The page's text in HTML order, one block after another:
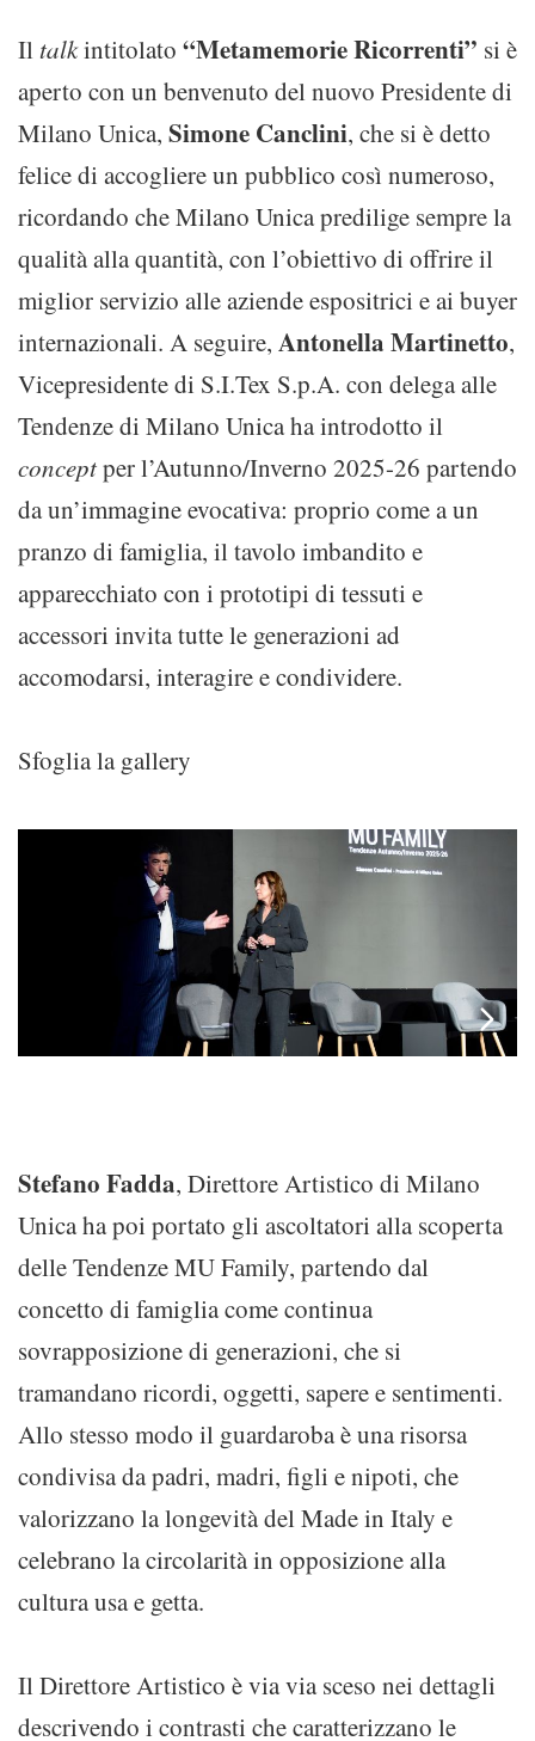
Il talkintitolato “Metamemorie Ricorrenti” si è
aperto con un benvenuto del nuovo Presidente di
Milano Unica, Simone Canclini, che si è detto
felice di accogliere un pubblico così numeroso,
ricordando che Milano Unica predilige sempre la
qualità alla quantità, con l’obiettivo di offrire il
miglior servizio alle aziende espositrici e ai buyer
internazionali. A seguire, Antonella Martinetto,
Vicepresidente di S.I.Tex S.p.A. con delega alle
Tendenze di Milano Unica ha introdotto il
conceptper l’Autunno/Inverno 2025-26 partendo
da un’immagine evocativa: proprio come a un
pranzo di famiglia, il tavolo imbandito e
apparecchiato con i prototipi di tessuti e
accessori invita tutte le generazioni ad
accomodarsi, interagire e condividere.
Sfoglia la gallery
Stefano Fadda, Direttore Artistico di Milano
Unica ha poi portato gli ascoltatori alla scoperta
delle Tendenze MU Family, partendo dal
concetto di famiglia come continua
sovrapposizione di generazioni, che si
tramandano ricordi, oggetti, sapere e sentimenti.
Allo stesso modo il guardaroba è una risorsa
condivisa da padri, madri, figli e nipoti, che
valorizzano la longevità del Made in Italy e
celebrano la circolarità in opposizione alla
cultura usa e getta.
Il Direttore Artistico è via via sceso nei dettagli
descrivendo i contrasti che caratterizzano le